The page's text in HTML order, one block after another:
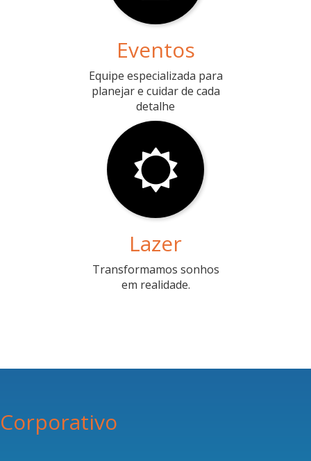
Eventos
Equipe especializada para
planejar e cuidar de cada
detalhe
Lazer
Transformamos sonhos
em realidade.
Corporativo